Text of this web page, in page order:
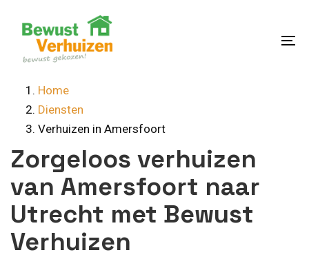
content
Home
Diensten
Verhuizen in Amersfoort
Zorgeloos verhuizen
van Amersfoort naar
Utrecht met Bewust
Verhuizen